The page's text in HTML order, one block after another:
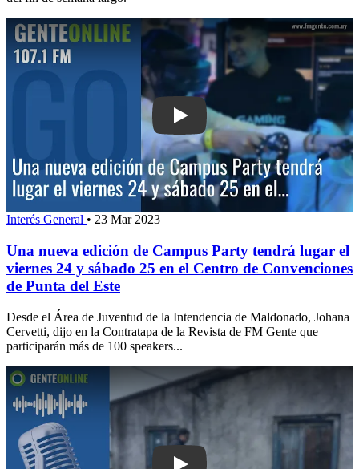
Play: Una nueva edición de Campus
Interés General • 23 Mar 2023
Una nueva edición de Campus Party tendrá lugar el
viernes 24 y sábado 25 en el Centro de Convenciones
de Punta del Este
Desde el Área de Juventud de la Intendencia de Maldonado, Johana
Cervetti, dijo en la Contratapa de la Revista de FM Gente que
participarán más de 100 speakers...